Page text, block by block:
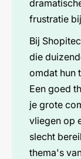
6. De weg
frustratie
Bij
die
omdat hun
Een goed
je grote
vliegen op
slecht
thema's